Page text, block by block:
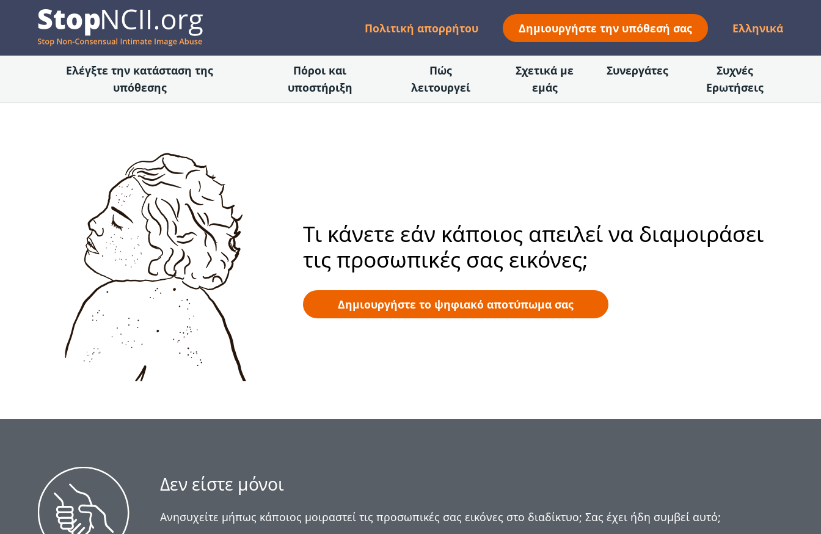
Πολιτική απορρήτου Δημιουργήστε την υπόθεσή σας Ελληνικά
Ελέγξτε την κατάσταση της
υπόθεσης
Πόροι και
υποστήριξη
Πώς
λειτουργεί
Σχετικά με
εμάς
Συνεργάτες
Συχνές
Ερωτήσεις
Τι κάνετε εάν κάποιος απειλεί να διαμοιράσει
τις προσωπικές σας εικόνες;
Δημιουργήστε το ψηφιακό αποτύπωμα σας
Δεν είστε μόνοι
Ανησυχείτε μήπως κάποιος μοιραστεί τις προσωπικές σας εικόνες στο διαδίκτυο; Σας έχει ήδη συμβεί αυτό;